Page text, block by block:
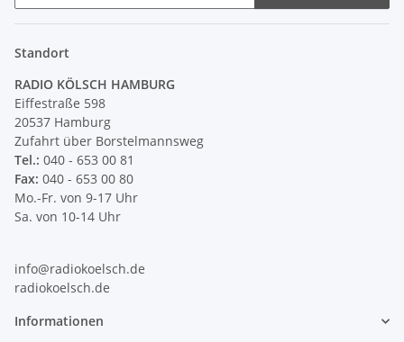
Standort
RADIO KÖLSCH HAMBURG
Eiffestraße 598
20537 Hamburg
Zufahrt über Borstelmannsweg
Tel.: 040 - 653 00 81
Fax: 040 - 653 00 80
Mo.-Fr. von 9-17 Uhr
Sa. von 10-14 Uhr
info@radiokoelsch.de
radiokoelsch.de
Informationen